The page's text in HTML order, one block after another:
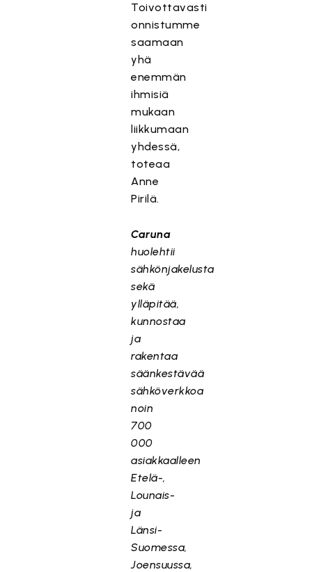
Toivottavasti
onnistumme
saamaan
yhä
enemmän
ihmisiä
mukaan
liikkumaan
yhdessä,
toteaa
Anne
Pirilä.
Caruna
huolehtii
sähkönjakelusta
sekä
ylläpitää,
kunnostaa
ja
rakentaa
säänkestävää
sähköverkkoa
noin
700
000
asiakkaalleen
Etelä-,
Lounais-
ja
Länsi-
Suomessa,
Joensuussa,